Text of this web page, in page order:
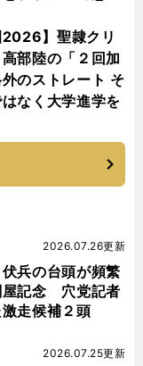
2026】聖隷クリ
部陸の「２回加
のストレート そ
なく大学進学を
伏兵の台頭が頻繁
屋記念 穴党記者
走候補２頭
2026.07.26更新
2026.07.25更新